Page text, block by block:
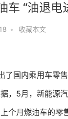
车 “油退电
• 收藏本文
内乘用车零售
5月，新能源汽
月燃油车的零